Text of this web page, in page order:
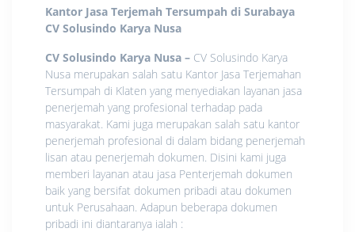
Kantor Jasa Terjemah Tersumpah di Surabaya
CV Solusindo Karya Nusa
CV Solusindo Karya Nusa – CV Solusindo Karya
Nusa merupakan salah satu Kantor Jasa Terjemahan
Tersumpah di Klaten yang menyediakan layanan jasa
penerjemah yang profesional terhadap pada
masyarakat. Kami juga merupakan salah satu kantor
penerjemah profesional di dalam bidang penerjemah
lisan atau penerjemah dokumen. Disini kami juga
memberi layanan atau jasa Penterjemah dokumen
baik yang bersifat dokumen pribadi atau dokumen
untuk Perusahaan. Adapun beberapa dokumen
pribadi ini diantaranya ialah :